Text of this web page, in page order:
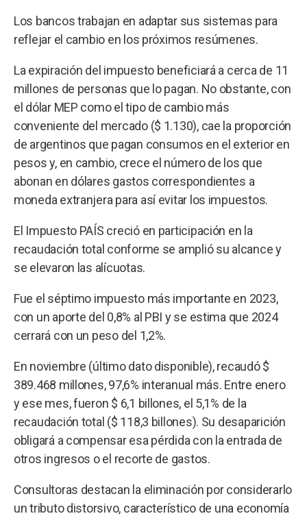
Los bancos trabajan en adaptar sus sistemas para
reflejar el cambio en los próximos resúmenes.
La expiración del impuesto beneficiará a cerca de 11
millones de personas que lo pagan. No obstante, con
el dólar MEP como el tipo de cambio más
conveniente del mercado ($ 1.130), cae la proporción
de argentinos que pagan consumos en el exterior en
pesos y, en cambio, crece el número de los que
abonan en dólares gastos correspondientes a
moneda extranjera para así evitar los impuestos.
El Impuesto PAÍS creció en participación en la
recaudación total conforme se amplió su alcance y
se elevaron las alícuotas.
Fue el séptimo impuesto más importante en 2023,
con un aporte del 0,8% al PBI y se estima que 2024
cerrará con un peso del 1,2%.
En noviembre (último dato disponible), recaudó $
389.468 millones, 97,6% interanual más. Entre enero
y ese mes, fueron $ 6,1 billones, el 5,1% de la
recaudación total ($ 118,3 billones). Su desaparición
obligará a compensar esa pérdida con la entrada de
otros ingresos o el recorte de gastos.
Consultoras destacan la eliminación por considerarlo
un tributo distorsivo, característico de una economía